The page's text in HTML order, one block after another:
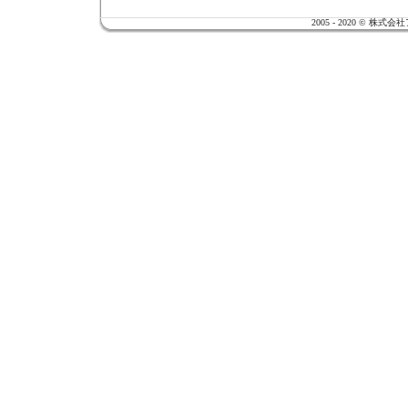
2005 - 2020 © 株式会